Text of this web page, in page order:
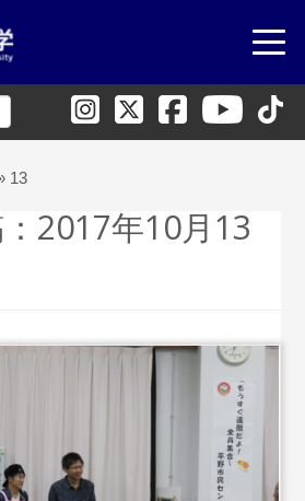
13
2017年10月13
読む